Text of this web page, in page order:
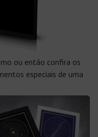
ou então confira os
especiais de uma